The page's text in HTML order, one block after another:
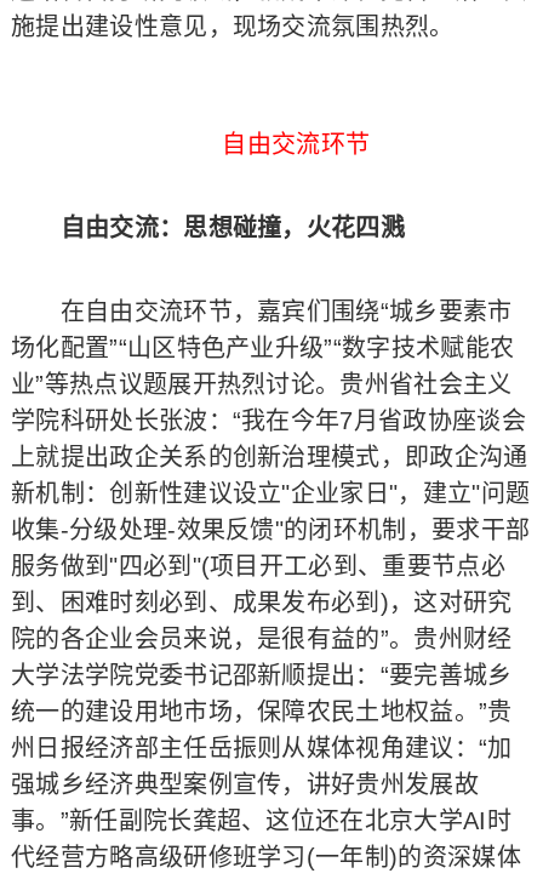
施提出建设性意见，现场交流氛围热烈。
自由交流环节
自由交流：思想碰撞，火花四溅
在自由交流环节，嘉宾们围绕“城乡要素市
场化配置”“山区特色产业升级”“数字技术赋能农
业”等热点议题展开热烈讨论。贵州省社会主义
学院科研处长张波：“我在今年7月省政协座谈会
上就提出政企关系的创新治理模式，即政企沟通
新机制：创新性建议设立"企业家日"，建立"问题
收集-分级处理-效果反馈"的闭环机制，要求干部
服务做到"四必到"(项目开工必到、重要节点必
到、困难时刻必到、成果发布必到)，这对研究
院的各企业会员来说，是很有益的”。贵州财经
大学法学院党委书记邵新顺提出：“要完善城乡
统一的建设用地市场，保障农民土地权益。”贵
州日报经济部主任岳振则从媒体视角建议：“加
强城乡经济典型案例宣传，讲好贵州发展故
事。”新任副院长龚超、这位还在北京大学AI时
代经营方略高级研修班学习(一年制)的资深媒体